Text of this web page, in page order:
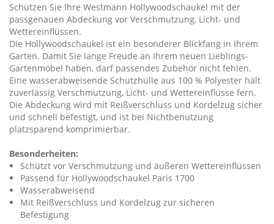
Schützen Sie Ihre Westmann Hollywoodschaukel mit der
passgenauen Abdeckung vor Verschmutzung, Licht- und
Wettereinflüssen.
Die Hollywoodschaukel ist ein besonderer Blickfang in Ihrem
Garten. Damit Sie lange Freude an Ihrem neuen Lieblings-
Gartenmöbel haben, darf passendes Zubehör nicht fehlen.
Eine wasserabweisende Schutzhülle aus 100 % Polyester hält
zuverlässig Verschmutzung, Licht- und Wettereinflüsse fern.
Die Abdeckung wird mit Reißverschluss und Kordelzug sicher
und schnell befestigt, und ist bei Nichtbenutzung
platzsparend komprimierbar.
Besonderheiten:
Schützt vor Verschmutzung und äußeren Wettereinflüssen
Passend für Hollywoodschaukel Paris 1700
Wasserabweisend
Mit Reißverschluss und Kordelzug zur sicheren
Befestigung